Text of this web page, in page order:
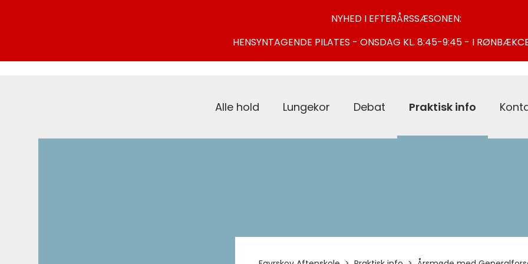
NYHED I EFTERÅRSSÆSONEN:
HENSYNTAGENDE PILATES - ONSDAG KL. 8:45-9:45 - I
Alle hold Lungekor Debat Praktisk info